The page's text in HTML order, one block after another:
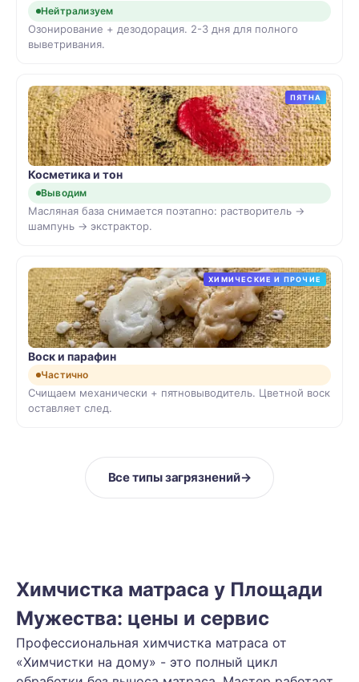
Нейтрализуем
Озонирование + дезодорация. 2-3 дня для полного
выветривания.
ПЯТНА
Косметика и тон
Выводим
Масляная база снимается поэтапно: растворитель →
шампунь → экстрактор.
ХИМИЧЕСКИЕ И ПРОЧИЕ
Воск и парафин
Частично
Счищаем механически + пятновыводитель. Цветной воск
оставляет след.
Все типы загрязнений→
Химчистка матраса у Площади
Мужества: цены и сервис
Профессиональная химчистка матраса от
«Химчистки на дому» - это полный цикл